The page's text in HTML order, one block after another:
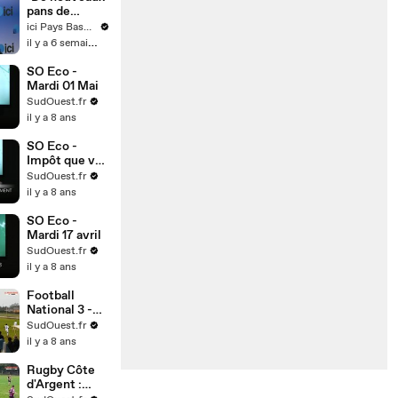
pans de
falaise vont
probablement
prévient
Bernard
Dulau, de
l’association
Anglet Vert
Océan
ici Pays Basque
il y a 6 semaines
SO Eco -
Mardi 01 Mai
SudOuest.fr
il y a 8 ans
SO Eco -
Impôt que va
changer le
prélèvement
SudOuest.fr
il y a 8 ans
SO Eco -
Mardi 17 avril
SudOuest.fr
il y a 8 ans
Football
National 3 -
Lege Cap
Ferret -
avril 2018)
SudOuest.fr
il y a 8 ans
Rugby Côte
d'Argent :